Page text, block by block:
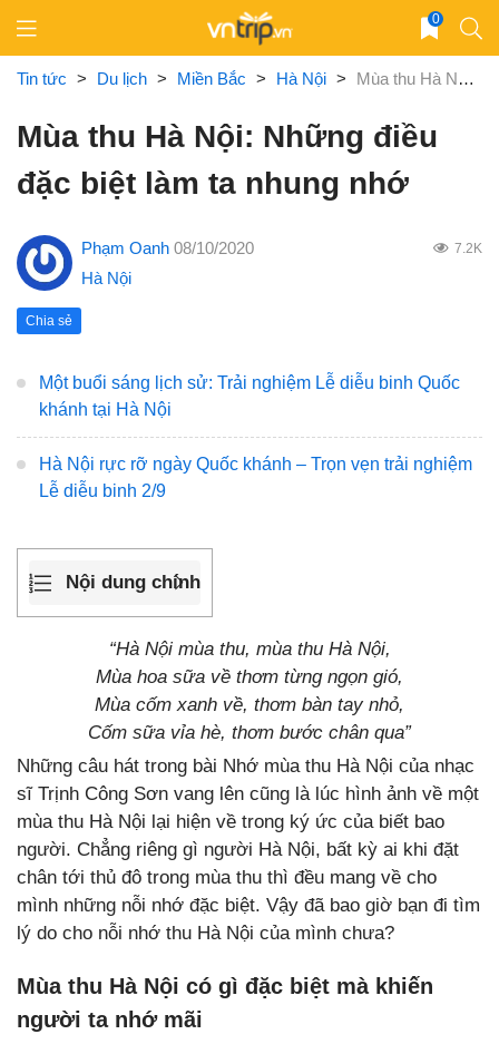
content
0
Tin tức > Du lịch > Miền Bắc > Hà Nội > Mùa thu Hà Nội: Những điều đặc biệt làm ta nhung nhớ
Mùa thu Hà Nội: Những điều
đặc biệt làm ta nhung nhớ
Phạm Oanh 08/10/2020 7.2K
Hà Nội
Chia sẻ
Một buổi sáng lịch sử: Trải nghiệm Lễ diễu binh Quốc
khánh tại Hà Nội
Hà Nội rực rỡ ngày Quốc khánh – Trọn vẹn trải nghiệm
Lễ diễu binh 2/9
Nội dung chính
“Hà Nội mùa thu, mùa thu Hà Nội,
Mùa hoa sữa về thơm từng ngọn gió,
Mùa cốm xanh về, thơm bàn tay nhỏ,
Cốm sữa vỉa hè, thơm bước chân qua”
Những câu hát trong bài Nhớ mùa thu Hà Nội của nhạc
sĩ Trịnh Công Sơn vang lên cũng là lúc hình ảnh về một
mùa thu Hà Nội lại hiện về trong ký ức của biết bao
người. Chẳng riêng gì người Hà Nội, bất kỳ ai khi đặt
chân tới thủ đô trong mùa thu thì đều mang về cho
mình những nỗi nhớ đặc biệt. Vậy đã bao giờ bạn đi tìm
lý do cho nỗi nhớ thu Hà Nội của mình chưa?
Mùa thu Hà Nội có gì đặc biệt mà khiến
người ta nhớ mãi